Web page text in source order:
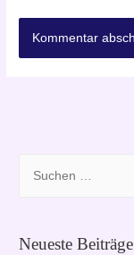
h
Neueste Beiträge